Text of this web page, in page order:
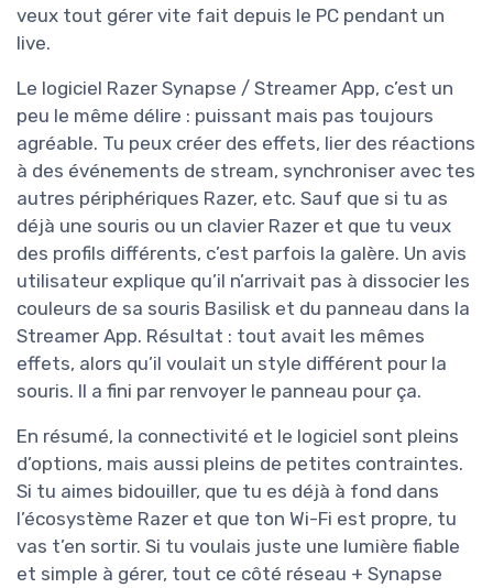
veux tout gérer vite fait depuis le PC pendant un
live.
Le logiciel Razer Synapse / Streamer App, c’est un
peu le même délire : puissant mais pas toujours
agréable. Tu peux créer des effets, lier des réactions
à des événements de stream, synchroniser avec tes
autres périphériques Razer, etc. Sauf que si tu as
déjà une souris ou un clavier Razer et que tu veux
des profils différents, c’est parfois la galère. Un avis
utilisateur explique qu’il n’arrivait pas à dissocier les
couleurs de sa souris Basilisk et du panneau dans la
Streamer App. Résultat : tout avait les mêmes
effets, alors qu’il voulait un style différent pour la
souris. Il a fini par renvoyer le panneau pour ça.
En résumé, la connectivité et le logiciel sont pleins
d’options, mais aussi pleins de petites contraintes.
Si tu aimes bidouiller, que tu es déjà à fond dans
l’écosystème Razer et que ton Wi-Fi est propre, tu
vas t’en sortir. Si tu voulais juste une lumière fiable
et simple à gérer, tout ce côté réseau + Synapse